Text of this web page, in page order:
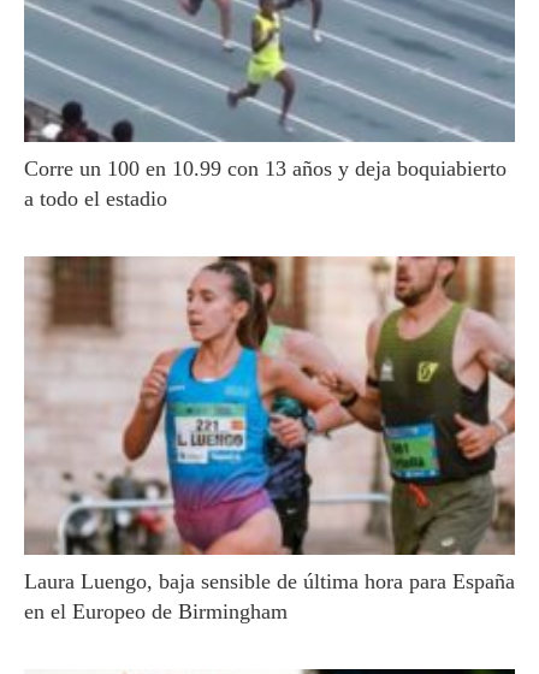
Corre un 100 en 10.99 con 13 años y deja boquiabierto
a todo el estadio
Laura Luengo, baja sensible de última hora para España
en el Europeo de Birmingham